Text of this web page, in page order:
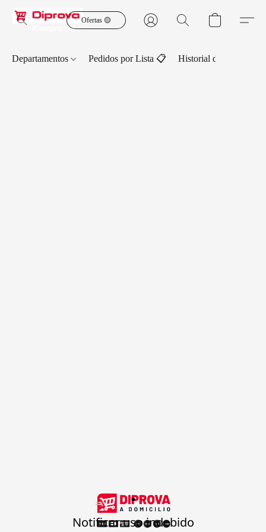
Ofertas 🟡
Departamentos Pedidos por Lista 📋 Historial de Pedidos
.
Notificar uso indebido